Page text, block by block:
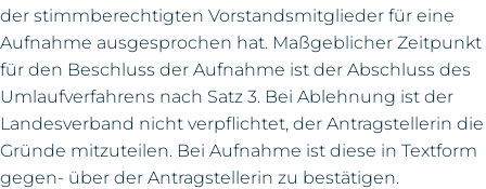
der stimmberechtigten Vorstandsmitglieder für eine
Aufnahme ausgesprochen hat. Maßgeblicher Zeitpunkt
für den Beschluss der Aufnahme ist der Abschluss des
Umlaufverfahrens nach Satz 3. Bei Ablehnung ist der
Landesverband nicht verpflichtet, der Antragstellerin die
Gründe mitzuteilen. Bei Aufnahme ist diese in Textform
gegen- über der Antragstellerin zu bestätigen.